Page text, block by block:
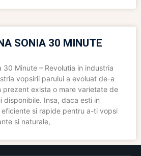
SONIA 30 MINUTE
30 Minute – Revolutia in industria
vopsirii parului a evoluat de-a
prezent exista o mare varietate de
disponibile. Insa, daca esti in
si rapide pentru a-ti vopsi
si naturale,